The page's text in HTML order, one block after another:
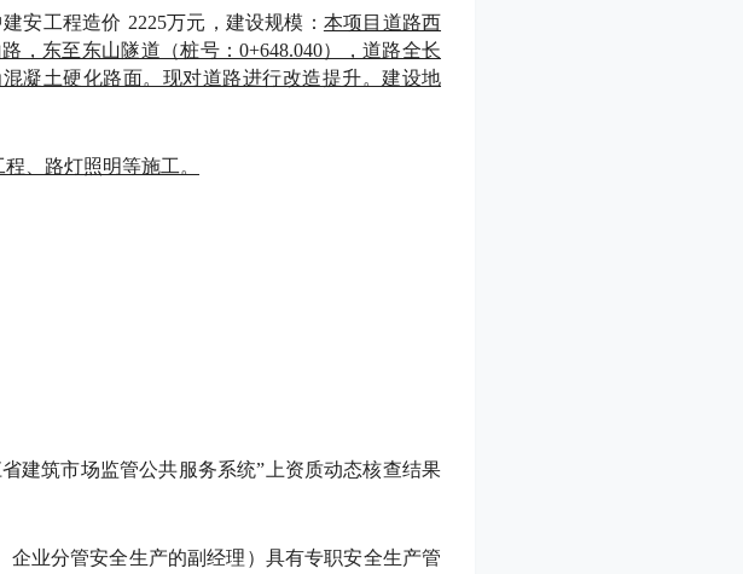
安工程造价 2225万元，建设规模： 本项目道路西
，东至东山隧道（桩号：0+648.040），道路全长
凝土硬化路面。现对道路进行改造提升。建设地
、路灯照明等施工。
建筑市场监管公共服务系统”上资质动态核查结果
业分管安全生产的副经理）具有专职安全生产管